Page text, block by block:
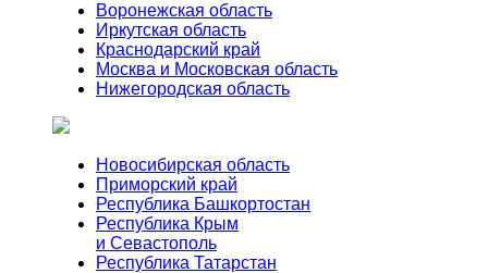
Воронежская область
Иркутская область
Краснодарский край
Москва и Московская область
Нижегородская область
Новосибирская область
Приморский край
Республика Башкортостан
Республика Крым
и Севастополь
Республика Татарстан